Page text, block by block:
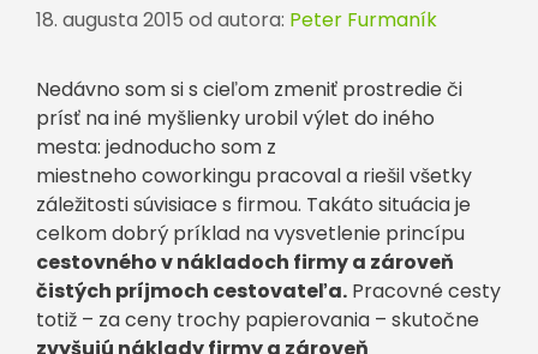
18. augusta 2015 od autora: Peter Furmaník
Nedávno som si s cieľom zmeniť prostredie či
prísť na iné myšlienky urobil výlet do iného
mesta: jednoducho som z
miestneho coworkingu pracoval a riešil všetky
záležitosti súvisiace s firmou. Takáto situácia je
celkom dobrý príklad na vysvetlenie princípu
cestovného v nákladoch firmy a zároveň
čistých príjmoch cestovateľa. Pracovné cesty
totiž – za ceny trochy papierovania – skutočne